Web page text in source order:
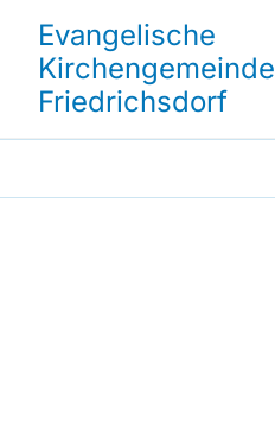
Evangelische
Kirchengemeinde
Friedrichsdorf